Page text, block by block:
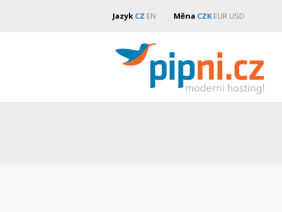
Jazyk CZ EN Měna CZK EUR USD